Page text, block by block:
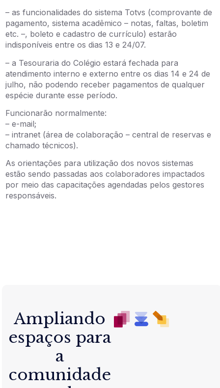
– as funcionalidades do sistema Totvs (comprovante de
pagamento, sistema acadêmico – notas, faltas, boletim
etc. –, boleto e cadastro de currículo) estarão
indisponíveis entre os dias 13 e 24/07.
– a Tesouraria do Colégio estará fechada para
atendimento interno e externo entre os dias 14 e 24 de
julho, não podendo receber pagamentos de qualquer
espécie durante esse período.
Funcionarão normalmente:
– e-mail;
– intranet (área de colaboração – central de reservas e
chamado técnicos).
As orientações para utilização dos novos sistemas
estão sendo passadas aos colaboradores impactados
por meio das capacitações agendadas pelos gestores
responsáveis.
Ampliando
espaços para
a
comunidade